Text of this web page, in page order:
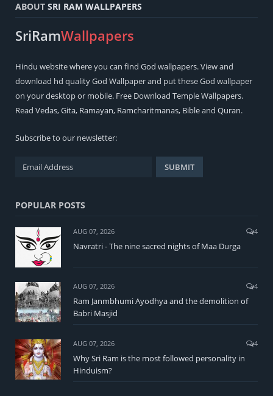
ABOUT SRI RAM WALLPAPERS
SriRamWallpapers
Hindu website where you can find God wallpapers. View and
download hd quality God Wallpaper and put these God wallpaper
on your desktop or mobile. Free Download Temple Wallpapers.
Read Vedas,Gita, Ramayan, Ramcharitmanas, Bibleand Quran.
Subscribe to our newsletter:
POPULAR POSTS
AUG 07, 2026 4
Navratri - The nine sacred nights of Maa Durga
AUG 07, 2026 4
Ram Janmbhumi Ayodhya and the demolition of
Babri Masjid
AUG 07, 2026 4
Why Sri Ram is the most followed personality in
Hinduism?